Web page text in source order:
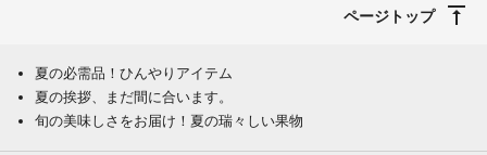
ページトップ
夏の必需品！ひんやりアイテム
夏の挨拶、まだ間に合います。
旬の美味しさをお届け！夏の瑞々しい果物